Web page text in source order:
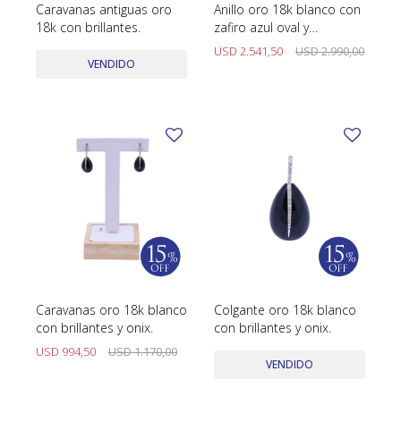
Caravanas antiguas oro
18k con brillantes.
VENDIDO
Anillo oro 18k blanco con
zafiro azul oval y
brillantes.
USD 2.541,50 USD2.990,00
Caravanas oro 18k blanco
con brillantes y onix.
USD 994,50 USD1.170,00
Colgante oro 18k blanco
con brillantes y onix.
VENDIDO